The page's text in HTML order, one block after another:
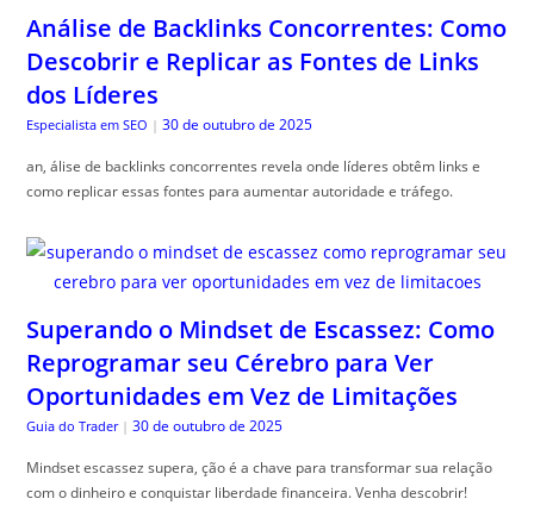
Análise de Backlinks Concorrentes: Como
Descobrir e Replicar as Fontes de Links
dos Líderes
Especialista em SEO | 30 de outubro de 2025
an, álise de backlinks concorrentes revela onde líderes obtêm links e
como replicar essas fontes para aumentar autoridade e tráfego.
Superando o Mindset de Escassez: Como
Reprogramar seu Cérebro para Ver
Oportunidades em Vez de Limitações
Guia do Trader | 30 de outubro de 2025
Mindset escassez supera, ção é a chave para transformar sua relação
com o dinheiro e conquistar liberdade financeira. Venha descobrir!